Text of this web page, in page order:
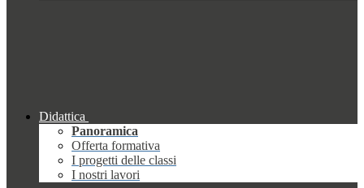
Didattica
Panoramica
Offerta formativa
I progetti delle classi
I nostri lavori